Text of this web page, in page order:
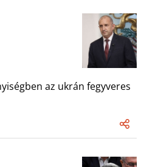
az ukrán fegyveres